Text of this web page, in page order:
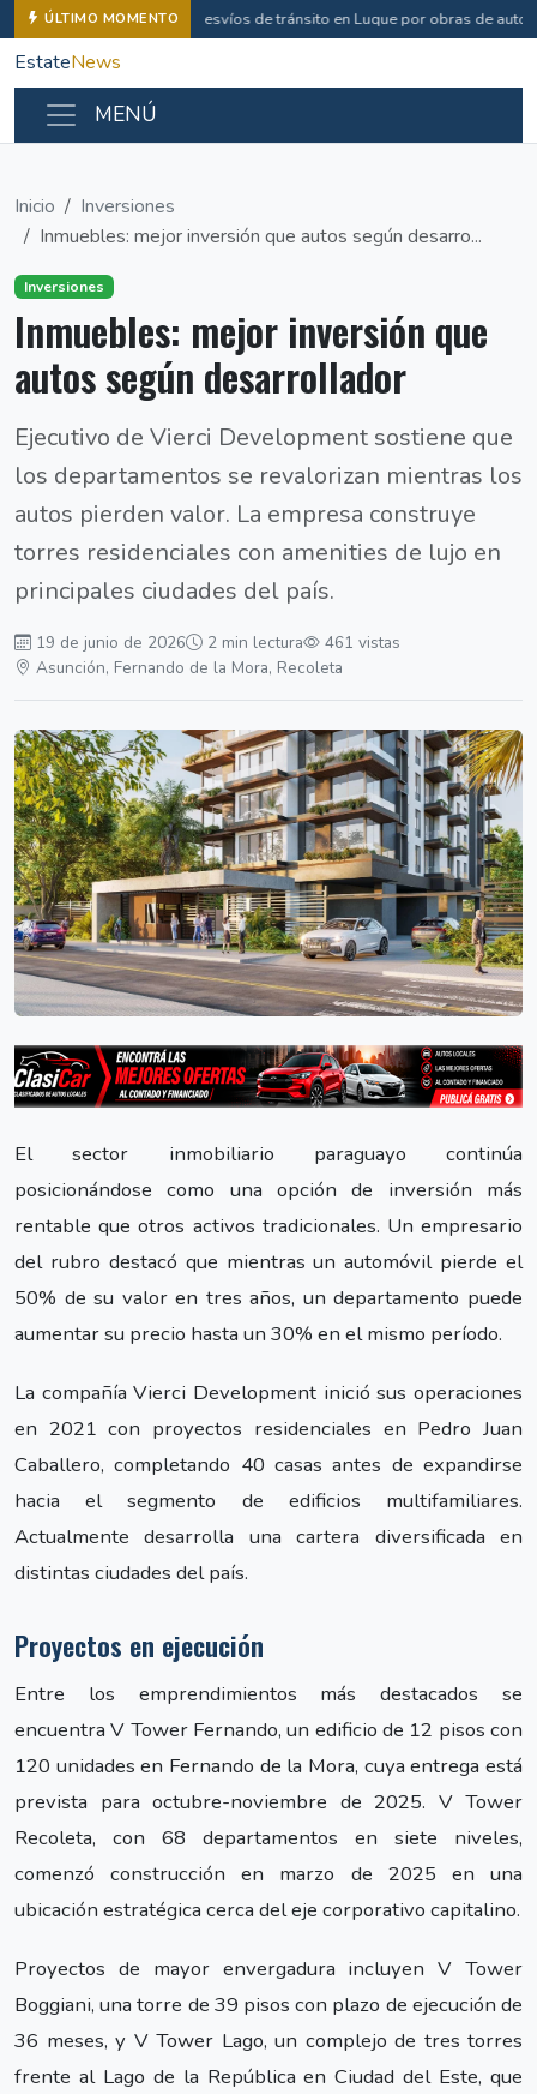
ÚLTIMO MOMENTO Desvíos de tránsito en Luque por obras de
EstateNews
MENÚ
Inicio
Inversiones
Inmuebles: mejor inversión que autos según desarro...
Inversiones
Inmuebles: mejor inversión que
autos según desarrollador
Ejecutivo de Vierci Development sostiene que
los departamentos se revalorizan mientras los
autos pierden valor. La empresa construye
torres residenciales con amenities de lujo en
principales ciudades del país.
19 de junio de 2026 2 min lectura
461 vistas
Asunción, Fernando de la Mora, Recoleta
El sector inmobiliario paraguayo continúa
posicionándose como una opción de inversión más
rentable que otros activos tradicionales. Un empresario
del rubro destacó que mientras un automóvil pierde el
50% de su valor en tres años, un departamento puede
aumentar su precio hasta un 30% en el mismo período.
La compañía Vierci Development inició sus operaciones
en 2021 con proyectos residenciales en Pedro Juan
Caballero, completando 40 casas antes de expandirse
hacia el segmento de edificios multifamiliares.
Actualmente desarrolla una cartera diversificada en
distintas ciudades del país.
Proyectos en ejecución
Entre los emprendimientos más destacados se
encuentra V Tower Fernando, un edificio de 12 pisos con
120 unidades en Fernando de la Mora, cuya entrega está
prevista para octubre-noviembre de 2025. V Tower
Recoleta, con 68 departamentos en siete niveles,
comenzó construcción en marzo de 2025 en una
ubicación estratégica cerca del eje corporativo capitalino.
Proyectos de mayor envergadura incluyen V Tower
Boggiani, una torre de 39 pisos con plazo de ejecución de
36 meses, y V Tower Lago, un complejo de tres torres
frente al Lago de la República en Ciudad del Este, que